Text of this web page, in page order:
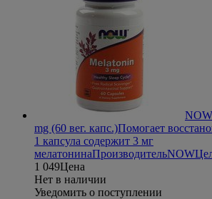
mg (60 вег. капс.)Помогает
1 капсула содержит 3 мг
мелатонинаПроизводительNOW
1 049Цена
Нет в наличии
Уведомить о поступлении